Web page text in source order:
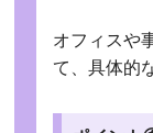
オフィスや
て、具体的